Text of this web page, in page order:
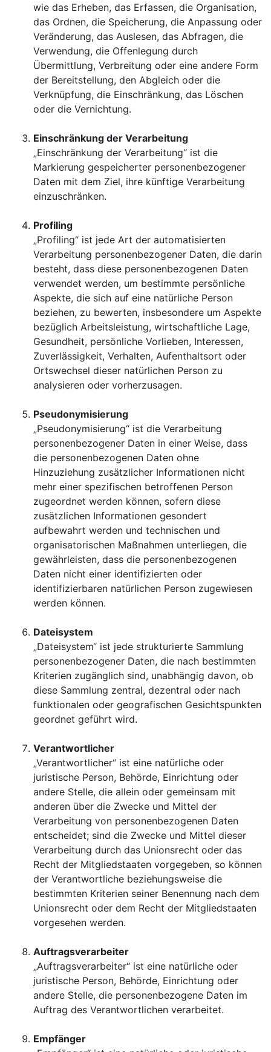
wie das Erheben, das Erfassen, die Organisation,
das Ordnen, die Speicherung, die Anpassung oder
Veränderung, das Auslesen, das Abfragen, die
Verwendung, die Offenlegung durch
Übermittlung, Verbreitung oder eine andere Form
der Bereitstellung, den Abgleich oder die
Verknüpfung, die Einschränkung, das Löschen
oder die Vernichtung.
Einschränkung der Verarbeitung
„Einschränkung der Verarbeitung“ ist die
Markierung gespeicherter personenbezogener
Daten mit dem Ziel, ihre künftige Verarbeitung
einzuschränken.
Profiling
„Profiling“ ist jede Art der automatisierten
Verarbeitung personenbezogener Daten, die darin
besteht, dass diese personenbezogenen Daten
verwendet werden, um bestimmte persönliche
Aspekte, die sich auf eine natürliche Person
beziehen, zu bewerten, insbesondere um Aspekte
bezüglich Arbeitsleistung, wirtschaftliche Lage,
Gesundheit, persönliche Vorlieben, Interessen,
Zuverlässigkeit, Verhalten, Aufenthaltsort oder
Ortswechsel dieser natürlichen Person zu
analysieren oder vorherzusagen.
Pseudonymisierung
„Pseudonymisierung“ ist die Verarbeitung
personenbezogener Daten in einer Weise, dass
die personenbezogenen Daten ohne
Hinzuziehung zusätzlicher Informationen nicht
mehr einer spezifischen betroffenen Person
zugeordnet werden können, sofern diese
zusätzlichen Informationen gesondert
aufbewahrt werden und technischen und
organisatorischen Maßnahmen unterliegen, die
gewährleisten, dass die personenbezogenen
Daten nicht einer identifizierten oder
identifizierbaren natürlichen Person zugewiesen
werden können.
Dateisystem
„Dateisystem“ ist jede strukturierte Sammlung
personenbezogener Daten, die nach bestimmten
Kriterien zugänglich sind, unabhängig davon, ob
diese Sammlung zentral, dezentral oder nach
funktionalen oder geografischen Gesichtspunkten
geordnet geführt wird.
Verantwortlicher
„Verantwortlicher“ ist eine natürliche oder
juristische Person, Behörde, Einrichtung oder
andere Stelle, die allein oder gemeinsam mit
anderen über die Zwecke und Mittel der
Verarbeitung von personenbezogenen Daten
entscheidet; sind die Zwecke und Mittel dieser
Verarbeitung durch das Unionsrecht oder das
Recht der Mitgliedstaaten vorgegeben, so können
der Verantwortliche beziehungsweise die
bestimmten Kriterien seiner Benennung nach dem
Unionsrecht oder dem Recht der Mitgliedstaaten
vorgesehen werden.
Auftragsverarbeiter
„Auftragsverarbeiter“ ist eine natürliche oder
juristische Person, Behörde, Einrichtung oder
andere Stelle, die personenbezogene Daten im
Auftrag des Verantwortlichen verarbeitet.
Empfänger